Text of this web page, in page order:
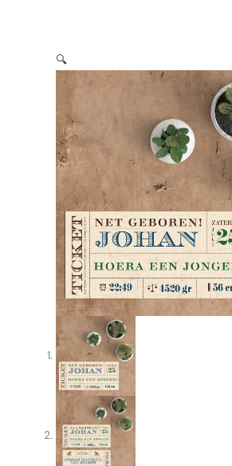
🔍